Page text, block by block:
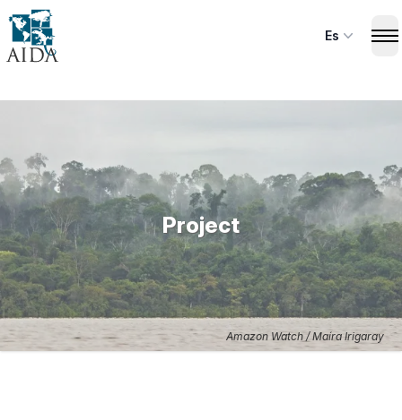
Skip
main
Es
Project
Amazon Watch / Maíra Irigaray